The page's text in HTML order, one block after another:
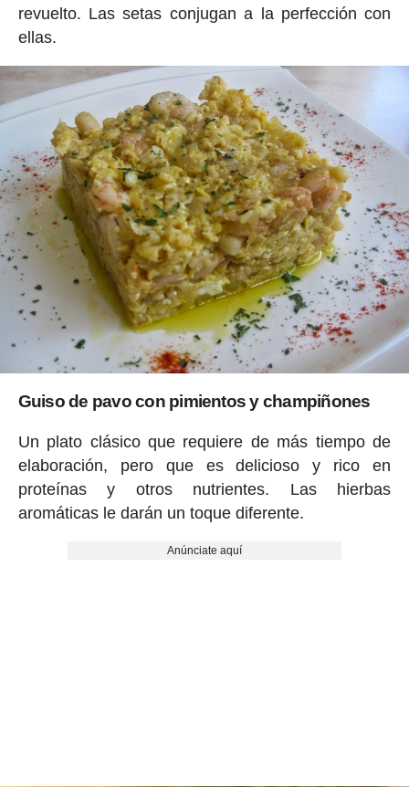
revuelto. Las setas conjugan a la perfección con
ellas.
Guiso de pavo con pimientos y champiñones
Un plato clásico que requiere de más tiempo de
elaboración, pero que es delicioso y rico en
proteínas y otros nutrientes. Las hierbas
aromáticas le darán un toque diferente.
Anúnciate aquí